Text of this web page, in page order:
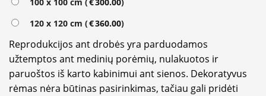
100 x 100 cm (€300.00)
120 x 120 cm (€360.00)
Reprodukcijos ant drobės yra parduodamos
užtemptos ant medinių porėmių, nulakuotos ir
paruoštos iš karto kabinimui ant sienos. Dekoratyvus
rėmas nėra būtinas pasirinkimas, tačiau gali pridėti